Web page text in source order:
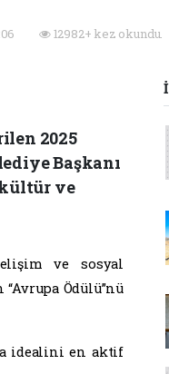
12982+ kez okundu.